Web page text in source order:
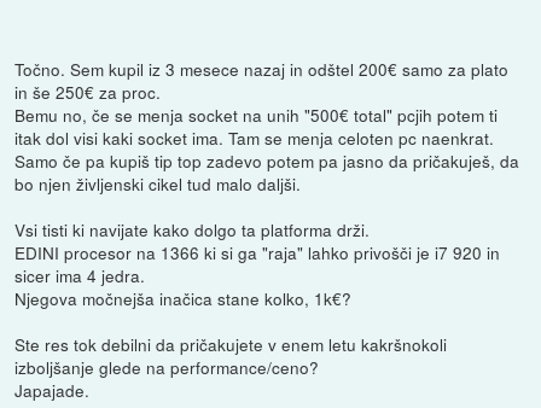
Točno. Sem kupil iz 3 mesece nazaj in odštel 200€ samo za plato
in še 250€ za proc.
Bemu no, če se menja socket na unih "500€ total" pcjih potem ti
itak dol visi kaki socket ima. Tam se menja celoten pc naenkrat.
Samo če pa kupiš tip top zadevo potem pa jasno da pričakuješ, da
bo njen življenski cikel tud malo daljši.
Vsi tisti ki navijate kako dolgo ta platforma drži.
EDINI procesor na 1366 ki si ga "raja" lahko privošči je i7 920 in
sicer ima 4 jedra.
Njegova močnejša inačica stane kolko, 1k€?
Ste res tok debilni da pričakujete v enem letu kakršnokoli
izboljšanje glede na performance/ceno?
Japajade.